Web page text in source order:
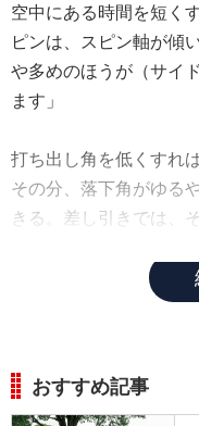
空中にある時間を短く
ピンは、スピン軸が傾
や多めのほうが（サイ
ます」
打ち出し角を低くすれ
その分、落下角がゆる
きる。差し引きでは、
おすすめ記事